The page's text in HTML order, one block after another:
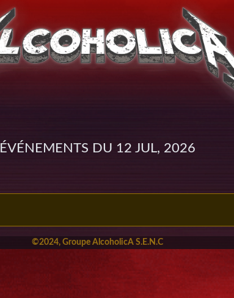
Événements du 12 Jul, 2026
©2024, Groupe AlcoholicA S.E.N.C